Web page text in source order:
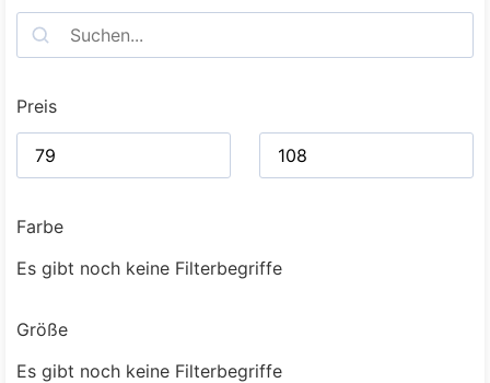
Preis
Farbe
Es gibt noch keine Filterbegriffe
Größe
Es gibt noch keine Filterbegriffe